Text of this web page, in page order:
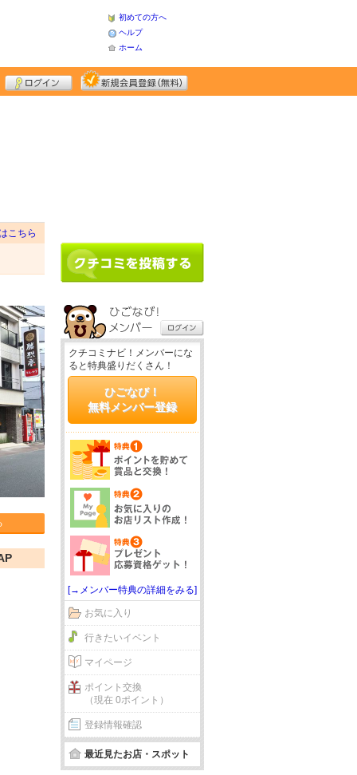
初めての方へ
ヘルプ
ホーム
こちら
クチコミナビ！メンバーにな
ると特典盛りだくさん！
ひごなび！
無料メンバー登録
[→メンバー特典の詳細をみる]
お気に入り
行きたいイベント
マイページ
ポイント交換
（現在 0ポイント）
登録情報確認
最近見たお店・スポット